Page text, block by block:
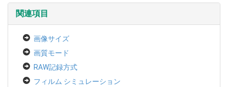
関連項目
画像サイズ
画質モード
RAW記録方式
フィルム シミュレーション